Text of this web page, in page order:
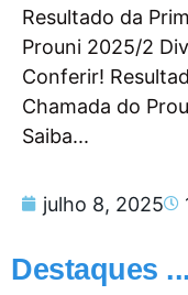
Resultado da
Prouni 2025/2
Conferir!
Chamada do
Saiba...
julho 8, 2025
Destaques ...